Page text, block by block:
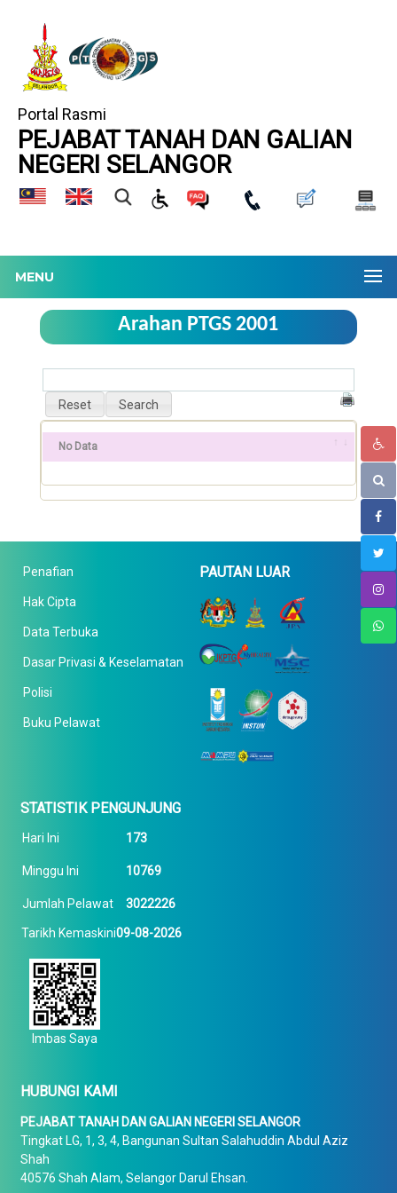
Portal Rasmi
PEJABAT TANAH DAN GALIAN
NEGERI SELANGOR
MENU
Arahan PTGS 2001
No Data
Penafian
Hak Cipta
Data Terbuka
Dasar Privasi & Keselamatan
Polisi
Buku Pelawat
PAUTAN LUAR
STATISTIK PENGUNJUNG
Hari Ini 173
Minggu Ini 10769
Jumlah Pelawat 3022226
Tarikh Kemaskini09-08-2026
Imbas Saya
HUBUNGI KAMI
PEJABAT TANAH DAN GALIAN NEGERI SELANGOR
Tingkat LG, 1, 3, 4, Bangunan Sultan Salahuddin Abdul Aziz
Shah
40576 Shah Alam, Selangor Darul Ehsan.